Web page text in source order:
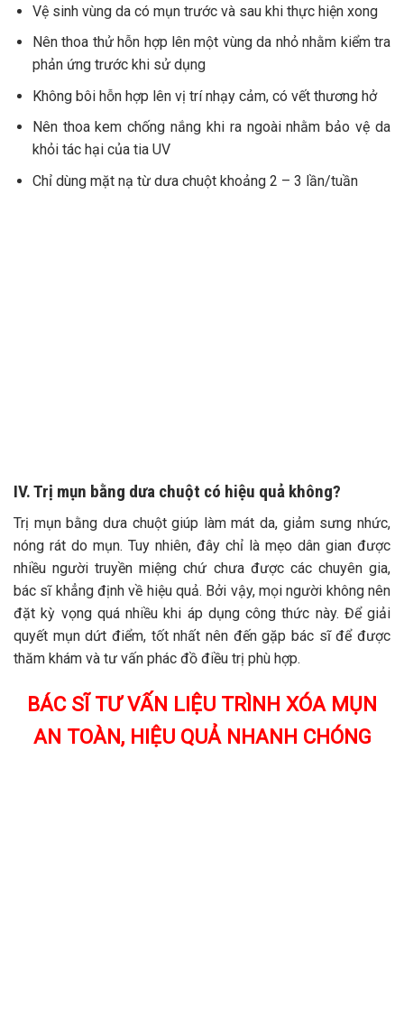
Vệ sinh vùng da có mụn trước và sau khi thực hiện xong
Nên thoa thử hỗn hợp lên một vùng da nhỏ nhằm kiểm tra
phản ứng trước khi sử dụng
Không bôi hỗn hợp lên vị trí nhạy cảm, có vết thương hở
Nên thoa kem chống nắng khi ra ngoài nhằm bảo vệ da
khỏi tác hại của tia UV
Chỉ dùng mặt nạ từ dưa chuột khoảng 2 – 3 lần/tuần
IV. Trị mụn bằng dưa chuột có hiệu quả không?
Trị mụn bằng dưa chuột giúp làm mát da, giảm sưng nhức,
nóng rát do mụn. Tuy nhiên, đây chỉ là mẹo dân gian được
nhiều người truyền miệng chứ chưa được các chuyên gia,
bác sĩ khẳng định về hiệu quả. Bởi vậy, mọi người không nên
đặt kỳ vọng quá nhiều khi áp dụng công thức này. Để giải
quyết mụn dứt điểm, tốt nhất nên đến gặp bác sĩ để được
thăm khám và tư vấn phác đồ điều trị phù hợp.
BÁC SĨ TƯ VẤN LIỆU TRÌNH XÓA MỤN
AN TOÀN, HIỆU QUẢ NHANH CHÓNG